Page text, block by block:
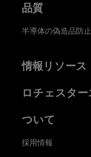
品質
半導体の偽造品防止
情報リソース
ロチェスタ
ついて
採用情報